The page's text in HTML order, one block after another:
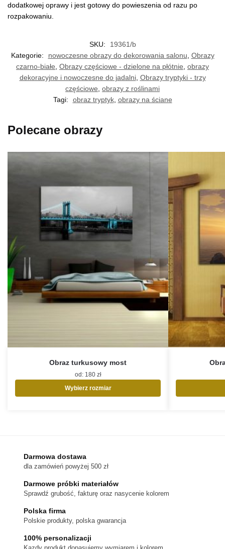
dodatkowej oprawy i jest gotowy do powieszenia od razu po
rozpakowaniu.
SKU:
19361/b
Kategorie:
nowoczesne obrazy do dekorowania salonu Obrazy
czarno-białe Obrazy częściowe - dzielone na płótnie obrazy
dekoracyjne i nowoczesne do jadalni, Obrazy tryptyki - trzy
częściowe obrazy z roślinami
Tagi:
obraz tryptyk, obrazy na ściane
Polecane obrazy
Obraz turkusowy most
od: 180 zł
Wybierz rozmiar
wybrać
stronie
produktu
Darmowa dostawa
dla zamówień powyżej 500 zł
Darmowe próbki materiałów
Sprawdź grubość, fakturę oraz nasycenie kolorem
Polska firma
Polskie produkty, polska gwarancja
100% personalizacji